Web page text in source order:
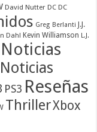
David Nutter DC DC
Greg Berlanti J.J.
Dahl Kevin Williamson L.J.
Noticias
Noticias
PS3 Reseñas
ThrillerXbox